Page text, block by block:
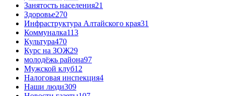
Занятость населения21
Здоровье270
Инфраструктура Алтайского края31
Коммуналка113
Культура470
Курс на ЗОЖ29
молодёжь района97
Мужской клуб12
Налоговая инспекция4
Наши люди309